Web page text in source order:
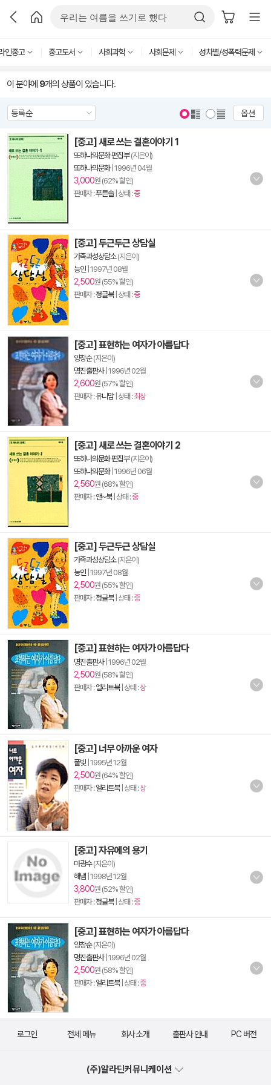
인중고 중고도서 사회과학 사회문제 성차별/성폭력문제
이 분야에 9개의 상품이 있습니다.
옵션
[중고] 새로 쓰는 결혼이야기 1
또하나의문화 편집부(지은이)
또하나의문화| 1996년 04월
3,000원 (62% 할인)
판매자 :푸른솔| 상태 :중
[중고] 두근두근 상담실
가족과성상담소(지은이)
능인 1997년 08월
2,500원 (55% 할인)
판매자 :정글북| 상태 :중
[중고] 표현하는 여자가 아름답다
양창순(지은이)
명진출판사| 1996년 02월
2,600원 (57% 할인)
판매자 :유니맘| 상태 :최상
[중고] 새로 쓰는 결혼이야기 2
또하나의문화 편집부(지은이)
또하나의문화| 1996년 06월
2,560원 (68% 할인)
판매자 :앤~북| 상태 :중
[중고] 두근두근 상담실
가족과성상담소(지은이)
능인 1997년 08월
2,500원 (55% 할인)
판매자 :정글북| 상태 :중
[중고] 표현하는 여자가 아름답다
명진출판사| 1996년 02월
2,500원 (58% 할인)
판매자 :엘리트북| 상태 :상
[중고] 너무 아까운 여자
풀빛 1995년 12월
2,500원 (64% 할인)
판매자 :엘리트북| 상태 :상
[중고] 자유에의 용기
마광수(지은이)
해냄 1998년 12월
3,800원 (52% 할인)
판매자 :정글북| 상태 :중
[중고] 표현하는 여자가 아름답다
양창순(지은이)
명진출판사| 1996년 02월
2,500원 (58% 할인)
판매자 :엘리트북| 상태 :중
로그인 전체 메뉴 회사 소개 출판사 안내 PC 버전
(주)알라딘커뮤니케이션